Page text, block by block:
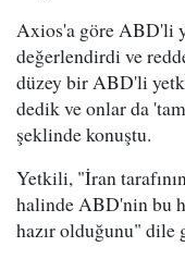
Axios'a göre ABD'li
değerlendirdi ve
düzey bir ABD'li
dedik ve onlar da
şeklinde konuştu.
Yetkili, "İran
halinde ABD'nin bu
hazır olduğunu" dile